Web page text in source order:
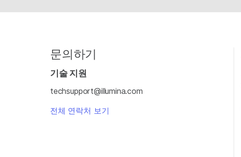
문의하기
기술 지원
techsupport@illumina.com
전체 연락처 보기